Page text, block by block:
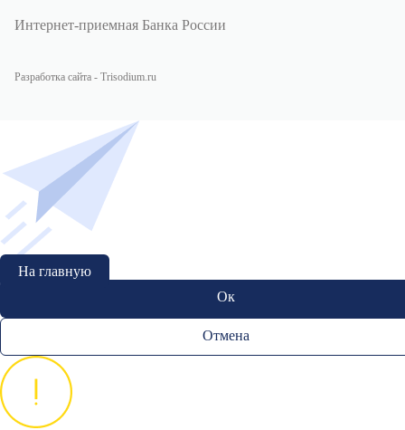
Интернет-приемная Банка России
Разработка сайта - Trisodium.ru
На главную
Ок
Отмена